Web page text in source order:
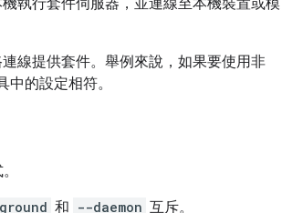
線提供套件。舉例來說，如果要使用非
的設定相符。
和 --daemon 互斥。